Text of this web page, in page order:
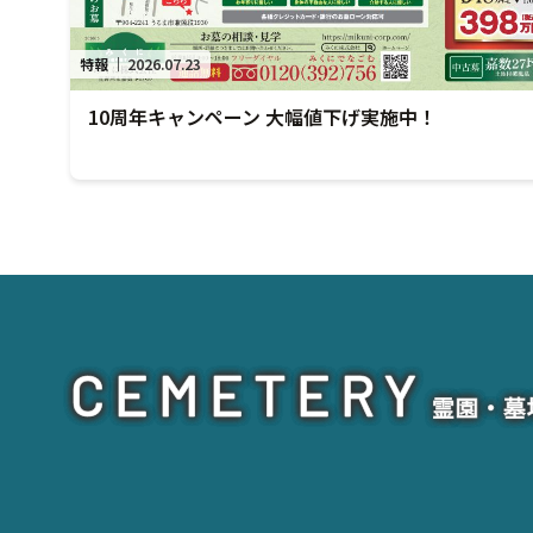
特報｜2026.07.23
10周年キャンペーン 大幅値下げ実施中！
CEMETERY 霊園・